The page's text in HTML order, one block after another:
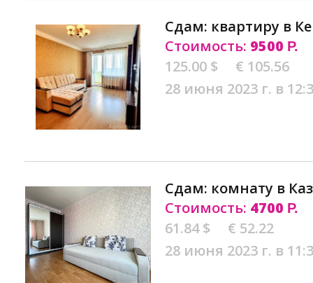
Сдам: квартиру в
Стоимость: 9500 Р.
125.00 $
€ 105.56
28 июня 2023 г. в
Сдам: комнату в
Стоимость: 4700 Р.
61.84 $
€ 52.22
28 июня 2023 г. в